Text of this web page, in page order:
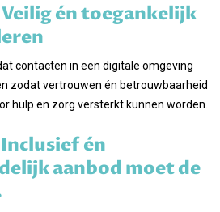
én toegankelijk
contacten in een digitale omgeving
zodat vertrouwen én betrouwbaarheid
hulp en zorg versterkt kunnen worden.
én
aanbod moet de